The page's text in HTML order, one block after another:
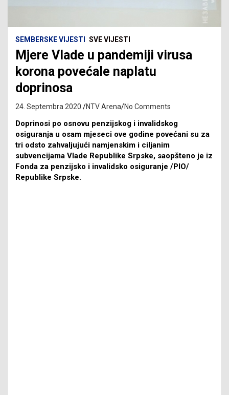
SEMBERSKE VIJESTI SVE VIJESTI
Mjere Vlade u pandemiji virusa
korona povećale naplatu
doprinosa
24. Septembra 2020. NTV Arena No Comments
Doprinosi po osnovu penzijskog i invalidskog
osiguranja u osam mjeseci ove godine povećani su za
tri odsto zahvaljujući namjenskim i ciljanim
subvencijama Vlade Republike Srpske, saopšteno je iz
Fonda za penzijsko i invalidsko osiguranje /PIO/
Republike Srpske.